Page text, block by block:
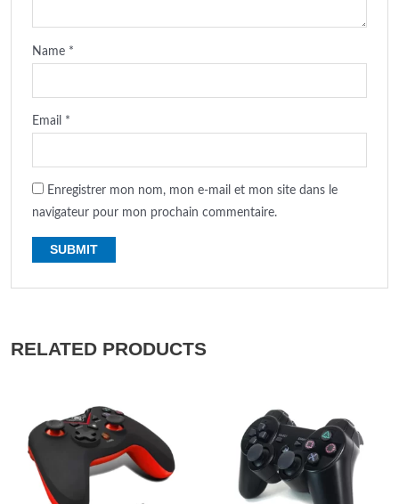
Name *
Email *
Enregistrer mon nom, mon e-mail et mon site dans le
navigateur pour mon prochain commentaire.
RELATED PRODUCTS